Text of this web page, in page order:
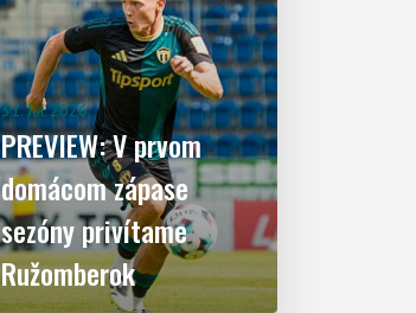
31. Júl 2026
PREVIEW: V prvom
domácom zápase
sezóny privítame
Ružomberok